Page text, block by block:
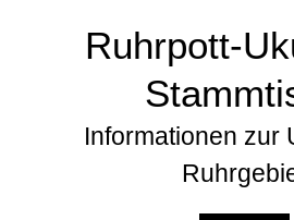
Ruhrpott-
Informationen zur